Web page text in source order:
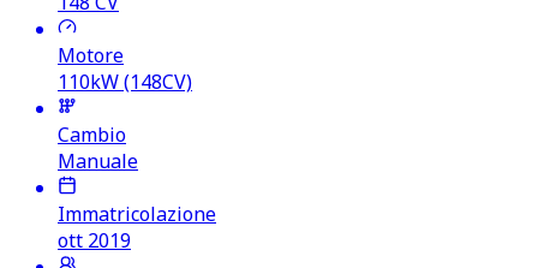
Motore
110kW (148CV)
Cambio
Manuale
Immatricolazione
ott 2019